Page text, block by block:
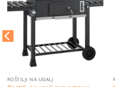
na
želja
ROŠTILJI NA UGALJ